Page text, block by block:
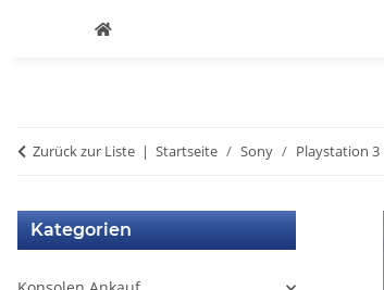
Zurück zur Liste Startseite Sony Playstation 3
Kategorien